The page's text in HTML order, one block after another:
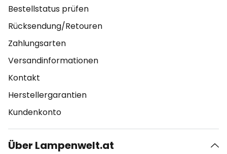
Bestellstatus prüfen
Rücksendung/Retouren
Zahlungsarten
Versandinformationen
Kontakt
Herstellergarantien
Kundenkonto
Über Lampenwelt.at